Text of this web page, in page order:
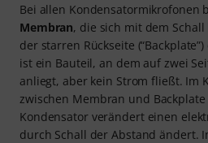
Bei allen Kondensatormikrofonen
Membran, die sich mit dem
der starren Rückseite
ist ein Bauteil, an dem auf zwei
anliegt, aber kein Strom fließt. Im
zwischen Membran und
Kondensator verändert einen
durch Schall der Abstand ändert.